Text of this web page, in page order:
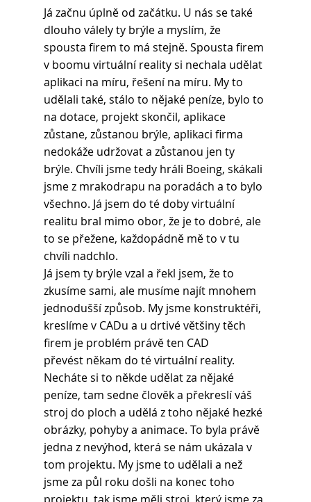
Já začnu úplně od začátku. U nás se také
dlouho válely ty brýle a myslím, že
spousta firem to má stejně. Spousta firem
v boomu virtuální reality si nechala udělat
aplikaci na míru, řešení na míru. My to
udělali také, stálo to nějaké peníze, bylo to
na dotace, projekt skončil, aplikace
zůstane, zůstanou brýle, aplikaci firma
nedokáže udržovat a zůstanou jen ty
brýle. Chvíli jsme tedy hráli Boeing, skákali
jsme z mrakodrapu na poradách a to bylo
všechno. Já jsem do té doby virtuální
realitu bral mimo obor, že je to dobré, ale
to se přežene, každopádně mě to v tu
chvíli nadchlo.
Já jsem ty brýle vzal a řekl jsem, že to
zkusíme sami, ale musíme najít mnohem
jednodušší způsob. My jsme konstruktéři,
kreslíme v CADu a u drtivé většiny těch
firem je problém právě ten CAD
převést někam do té virtuální reality.
Necháte si to někde udělat za nějaké
peníze, tam sedne člověk a překreslí váš
stroj do ploch a udělá z toho nějaké hezké
obrázky, pohyby a animace. To byla právě
jedna z nevýhod, která se nám ukázala v
tom projektu. My jsme to udělali a než
jsme za půl roku došli na konec toho